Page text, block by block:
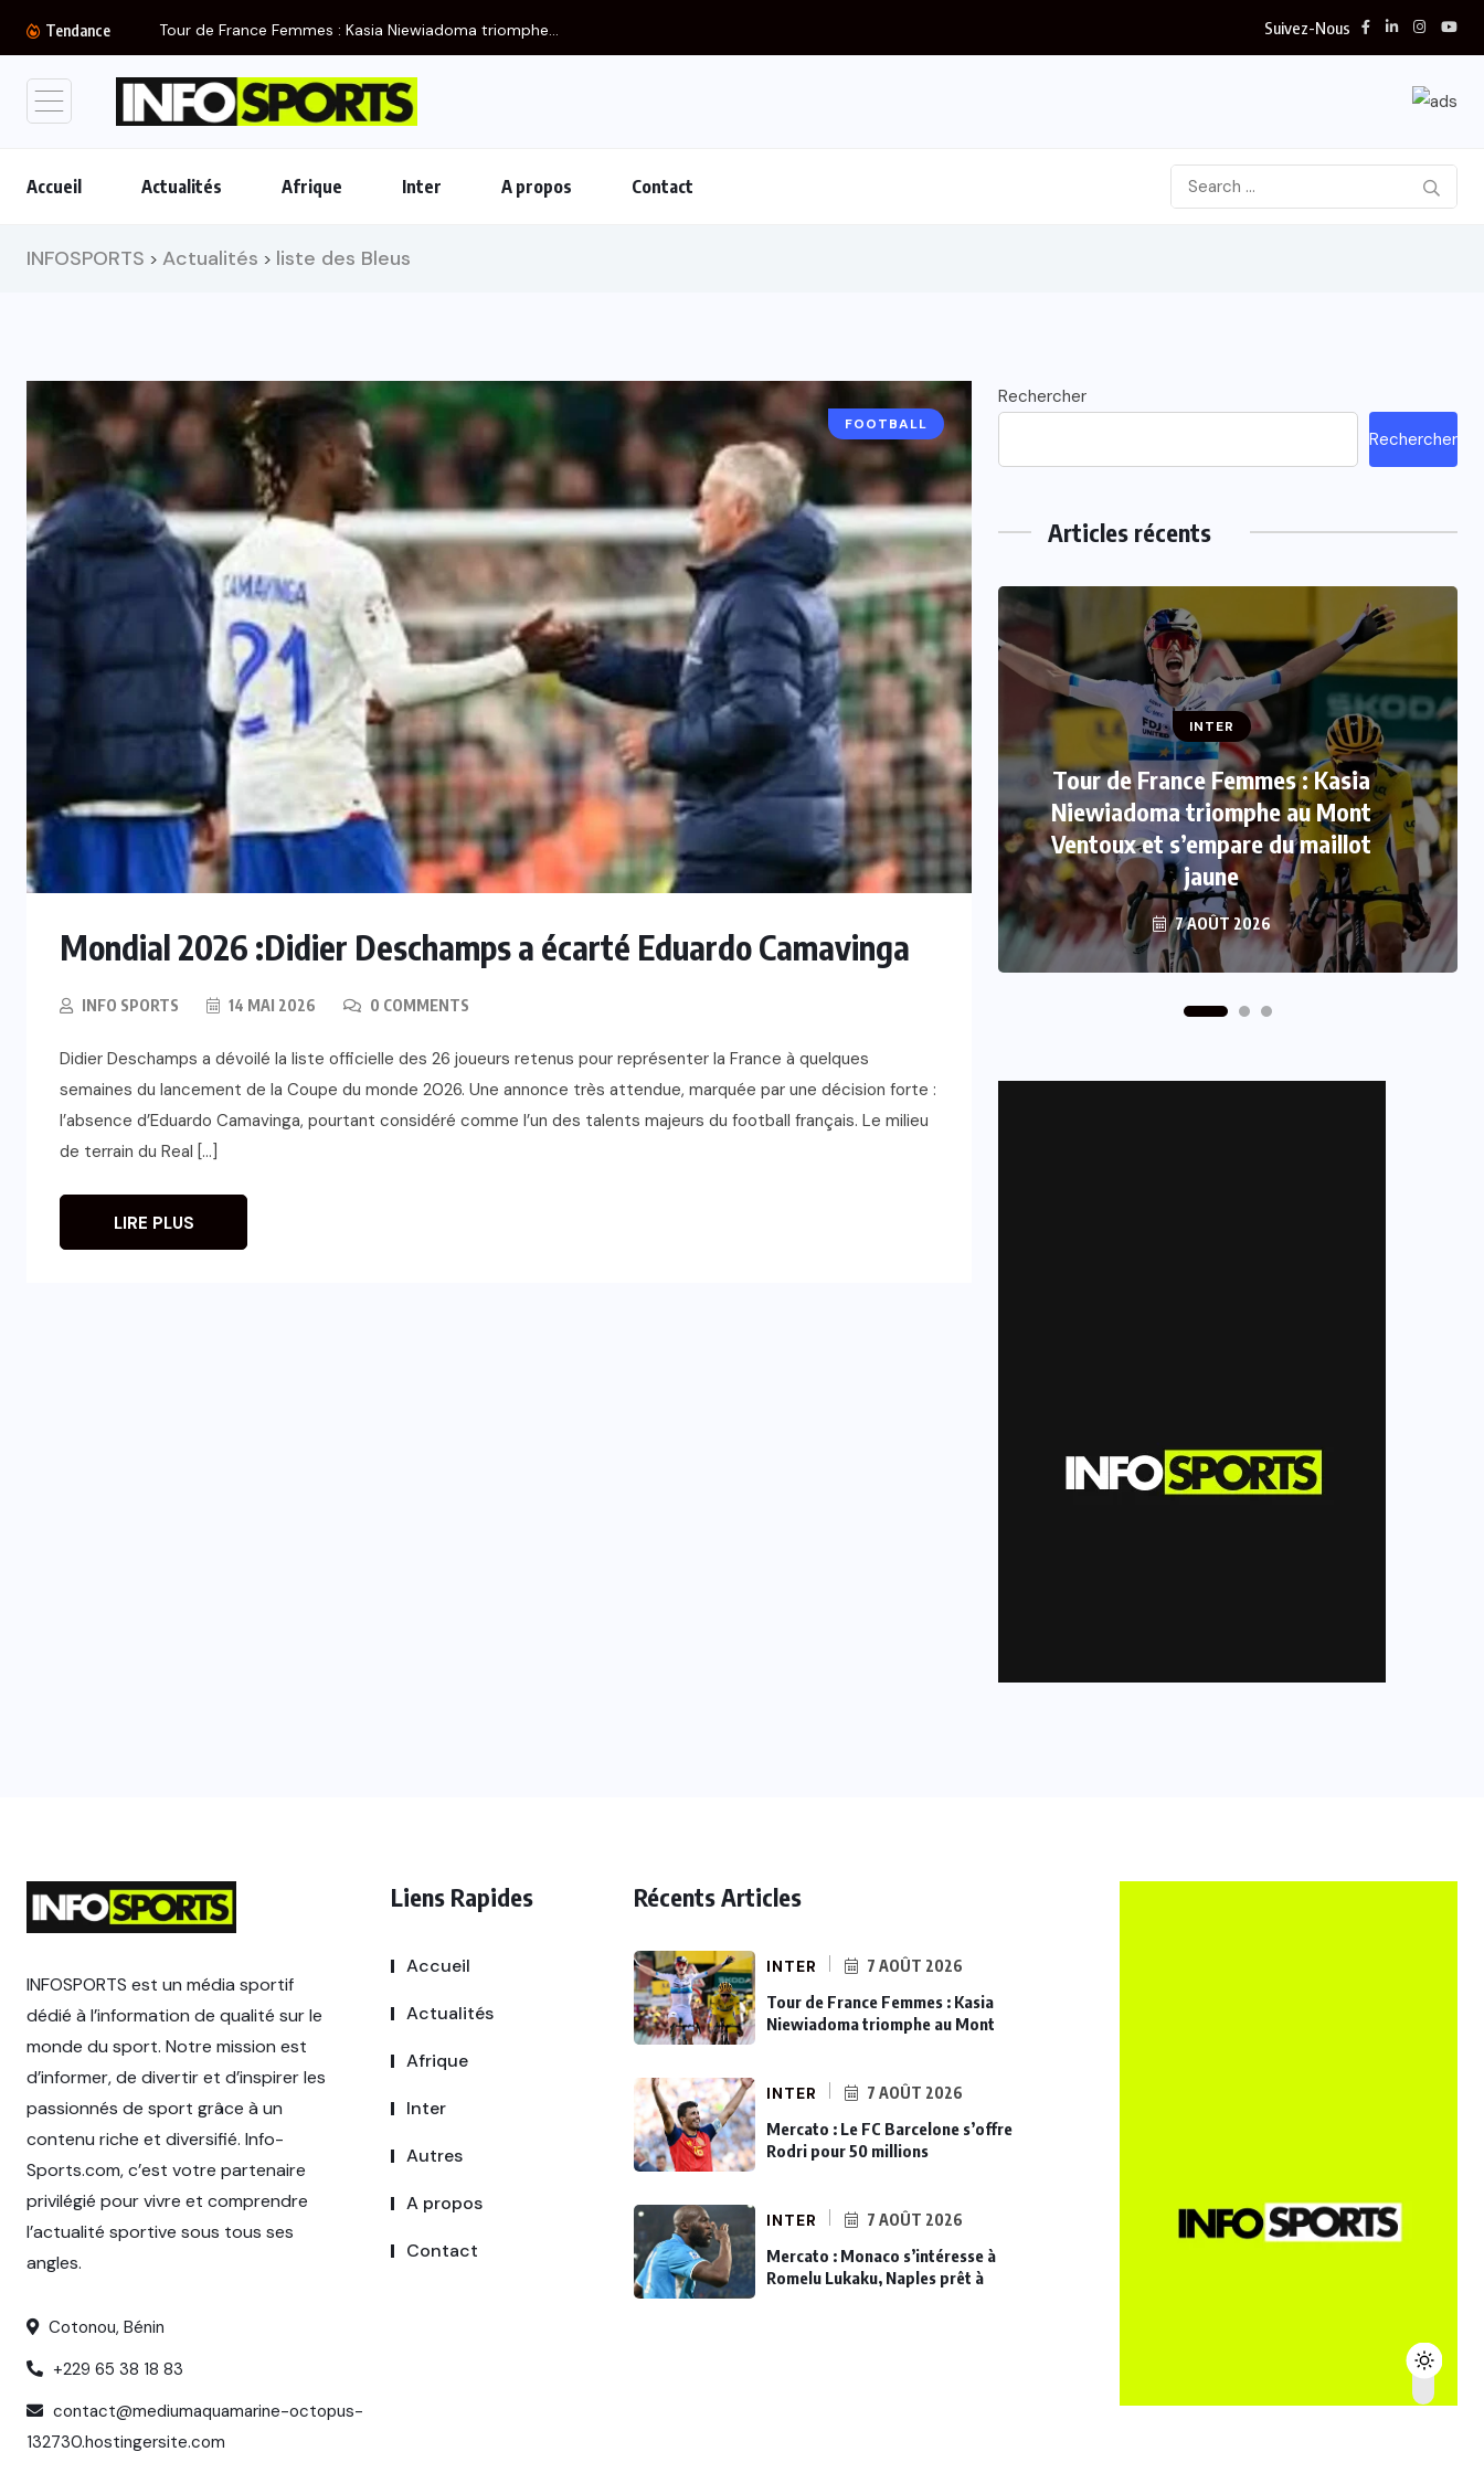
Tendance Suivez-Nous
Accueil Actualités Afrique Inter A propos Contact
INFOSPORTS > Actualités > liste des Bleus
FOOTBALL
Mondial 2026 :Didier Deschamps a écarté Eduardo Camavinga
INFO SPORTS 14 MAI 2026 0 COMMENTS
Didier Deschamps a dévoilé la liste officielle des 26 joueurs retenus pour représenter la France à quelques
semaines du lancement de la Coupe du monde 2026. Une annonce très attendue, marquée par une décision forte :
l’absence d’Eduardo Camavinga, pourtant considéré comme l’un des talents majeurs du football français. Le milieu
de terrain du Real […]
LIRE PLUS
Rechercher
Rechercher
Articles récents
INTER
Mercato : Monaco s’intéresse à
Romelu Lukaku, Naples prêt à le
laisser partir
INTER
Tour de France Femmes : Kasia
Niewiadoma triomphe au Mont
Ventoux et s’empare du maillot
jaune
7 AOÛT 2026
INTER
Mercato : Le FC Barcelone s’offre
Rodri pour 50 millions d’euros
7 AOÛT 2026
INFOSPORTS est un média sportif
dédié à l’information de qualité sur le
monde du sport. Notre mission est
d’informer, de divertir et d’inspirer les
passionnés de sport grâce à un
contenu riche et diversifié. Info-
Sports.com, c’est votre partenaire
privilégié pour vivre et comprendre
l’actualité sportive sous tous ses
angles.
Cotonou, Bénin
+229 65 38 18 83
contact@mediumaquamarine-octopus-
132730.hostingersite.com
Liens Rapides
Accueil
Actualités
Afrique
Inter
Autres
A propos
Contact
Récents Articles
INTER 7 AOÛT 2026
Tour de France Femmes : Kasia
Niewiadoma triomphe au Mont
INTER 7 AOÛT 2026
Mercato : Le FC Barcelone s’offre
Rodri pour 50 millions
INTER 7 AOÛT 2026
Mercato : Monaco s’intéresse à
Romelu Lukaku, Naples prêt à